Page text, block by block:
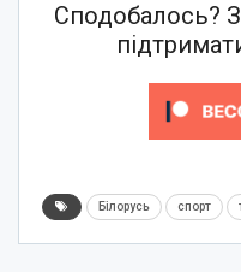
Сподобалось?
Білорусь спорт